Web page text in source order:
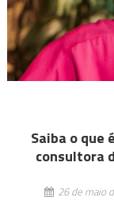
Saiba o que
consultora
26 de maio